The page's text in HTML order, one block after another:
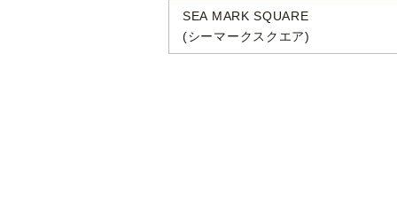
SEA MARK SQUARE
(シーマークスクエア)